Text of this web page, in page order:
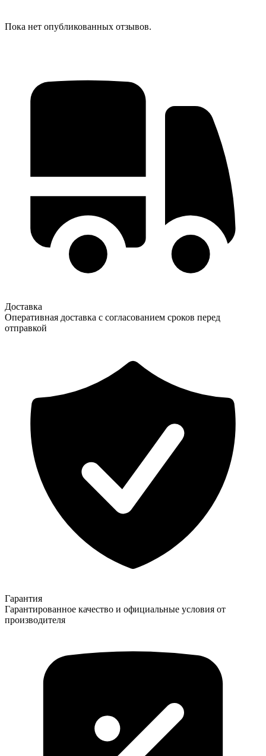
Пока нет опубликованных отзывов.
Доставка
Оперативная доставка с согласованием сроков перед
отправкой
Гарантия
Гарантированное качество и официальные условия от
производителя